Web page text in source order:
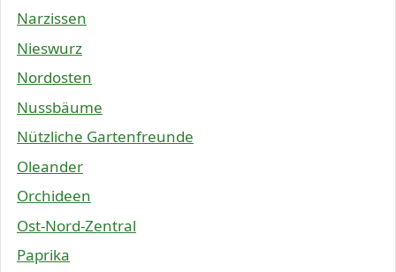
Narzissen
Nieswurz
Nordosten
Nussbäume
Nützliche Gartenfreunde
Oleander
Orchideen
Ost-Nord-Zentral
Paprika